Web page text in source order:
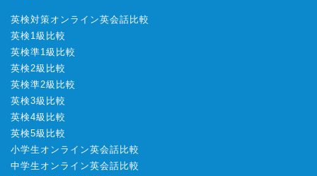
英検対策オンライン英会話比較
英検1級比較
英検準1級比較
英検2級比較
英検準2級比較
英検3級比較
英検4級比較
英検5級比較
小学生オンライン英会話比較
中学生オンライン英会話比較